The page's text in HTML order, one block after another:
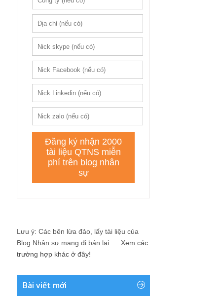
Lưu ý: Các bên lừa đảo, lấy tài liệu của
Blog Nhân sự mang đi bán lại .... Xem các
trường hợp khác ở đây!
Bài viết mới